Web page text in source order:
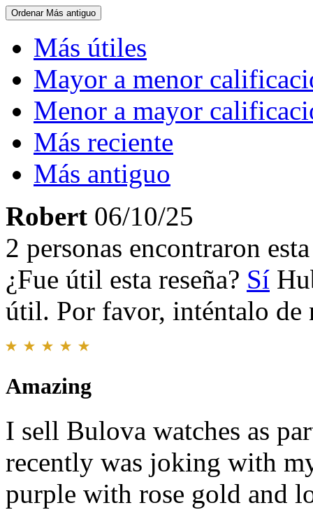
Ordenar Más antiguo
Más útiles
Mayor a menor
Menor a mayor
Más reciente
Más antiguo
Robert 06/10/25
2 personas encontraron
¿Fue útil esta reseña? Sí
útil. Por favor, inténtalo de
Amazing
I sell Bulova watches as
recently was joking with
purple with rose gold and